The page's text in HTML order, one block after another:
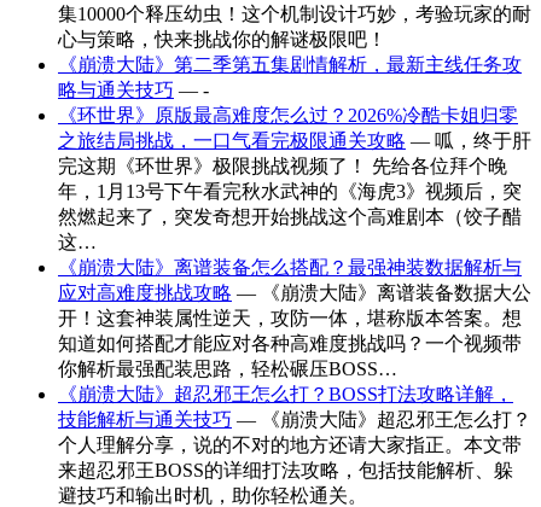
集10000个释压幼虫！这个机制设计巧妙，考验玩家的耐
心与策略，快来挑战你的解谜极限吧！
《崩溃大陆》第二季第五集剧情解析，最新主线任务攻
略与通关技巧 — -
《环世界》原版最高难度怎么过？2026%冷酷卡姐归零
之旅结局挑战，一口气看完极限通关攻略 — 呱，终于肝
完这期《环世界》极限挑战视频了！ 先给各位拜个晚
年，1月13号下午看完秋水武神的《海虎3》视频后，突
然燃起来了，突发奇想开始挑战这个高难剧本（饺子醋
这…
《崩溃大陆》离谱装备怎么搭配？最强神装数据解析与
应对高难度挑战攻略 — 《崩溃大陆》离谱装备数据大公
开！这套神装属性逆天，攻防一体，堪称版本答案。想
知道如何搭配才能应对各种高难度挑战吗？一个视频带
你解析最强配装思路，轻松碾压BOSS…
《崩溃大陆》超忍邪王怎么打？BOSS打法攻略详解，
技能解析与通关技巧 — 《崩溃大陆》超忍邪王怎么打？
个人理解分享，说的不对的地方还请大家指正。本文带
来超忍邪王BOSS的详细打法攻略，包括技能解析、躲
避技巧和输出时机，助你轻松通关。